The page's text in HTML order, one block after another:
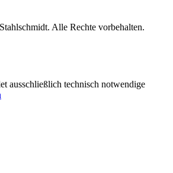
Alle Rechte vorbehalten.
ausschließlich technisch notwendige